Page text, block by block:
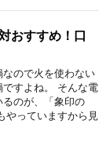
おすすめ！口
ので火を使わない
すよね。 そんな電
のが、「象印の
やっていますから見